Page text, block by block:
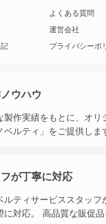
よくある質問
運営会社
プライバシーポ
ウハウ
製作実績をもとに、オリ
ルティ」をご提供しま
が丁寧に対応
ルティサービススタッフ
対応。 高品質な販促品